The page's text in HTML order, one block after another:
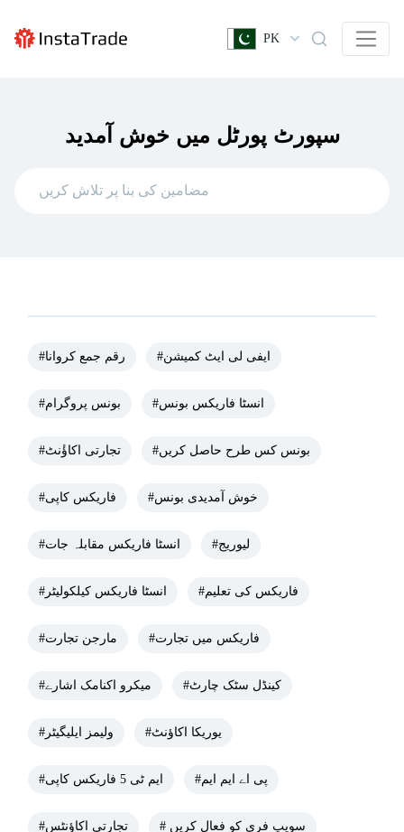
PK
سپورٹ پورٹل میں خوش آمدید
#رقم جمع کروانا #ایفی لی ایٹ کمیشن
#بونس پروگرام #انسٹا فاریکس بونس
#تجارتی اکاؤٔنٹ #بونس کس طرح حاصل کریں
#فاریکس کاپی #خوش آمدیدی بونس
#انسٹا فاریکس مقابلہ جات #لیوریج
#انسٹا فاریکس کیلکولیٹر #فاریکس کی تعلیم
#مارجن تجارت #فاریکس میں تجارت
#میکرو اکنامک اشارے #کینڈل سٹک چارٹ
#ولیمز ایلیگیٹر #یوریکا اکاؤنٹ
#ایم ٹی 5 فاریکس کاپی #پی اے ایم ایم
#تجارتی اکاؤنٹس # سویپ فری کو فعال کریں